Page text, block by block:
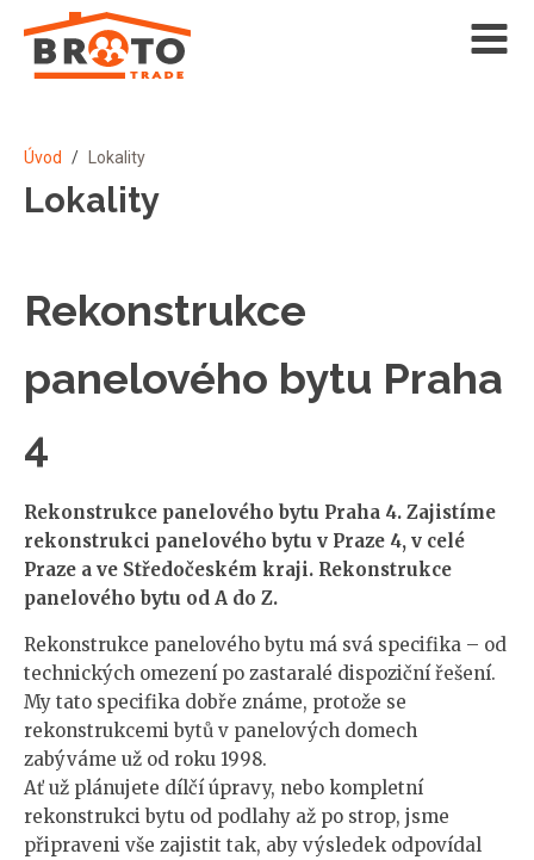
Úvod / Lokality
Lokality
Rekonstrukce
panelového bytu Praha
4
Rekonstrukce panelového bytu Praha 4. Zajistíme
rekonstrukci panelového bytu v Praze 4, v celé
Praze a ve Středočeském kraji. Rekonstrukce
panelového bytu od A do Z.
Rekonstrukce panelového bytu má svá specifika – od
technických omezení po zastaralé dispoziční řešení.
My tato specifika dobře známe, protože se
rekonstrukcemi bytů v panelových domech
zabýváme už od roku 1998.
Ať už plánujete dílčí úpravy, nebo kompletní
rekonstrukci bytu od podlahy až po strop, jsme
připraveni vše zajistit tak, aby výsledek odpovídal